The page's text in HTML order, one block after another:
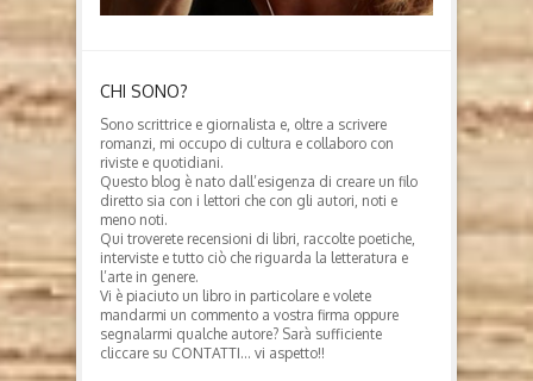
CHI SONO?
Sono scrittrice e giornalista e, oltre a scrivere
romanzi, mi occupo di cultura e collaboro con
riviste e quotidiani.
Questo blog è nato dall’esigenza di creare un filo
diretto sia con i lettori che con gli autori, noti e
meno noti.
Qui troverete recensioni di libri, raccolte poetiche,
interviste e tutto ciò che riguarda la letteratura e
l’arte in genere.
Vi è piaciuto un libro in particolare e volete
mandarmi un commento a vostra firma oppure
segnalarmi qualche autore? Sarà sufficiente
cliccare su CONTATTI… vi aspetto!!